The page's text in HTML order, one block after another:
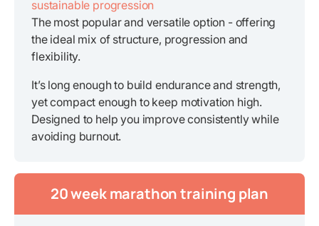
sustainable progression
The most popular and versatile option - offering
the ideal mix of structure, progression and
flexibility.
It’s long enough to build endurance and strength,
yet compact enough to keep motivation high.
Designed to help you improve consistently while
avoiding burnout.
20 week marathon training plan